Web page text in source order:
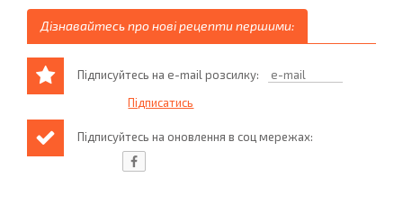
Дізнавайтесь про нові рецепти першими:
Підписуйтесь на e-mail розсилку:
Підписуйтесь на оновлення в соц мережах: